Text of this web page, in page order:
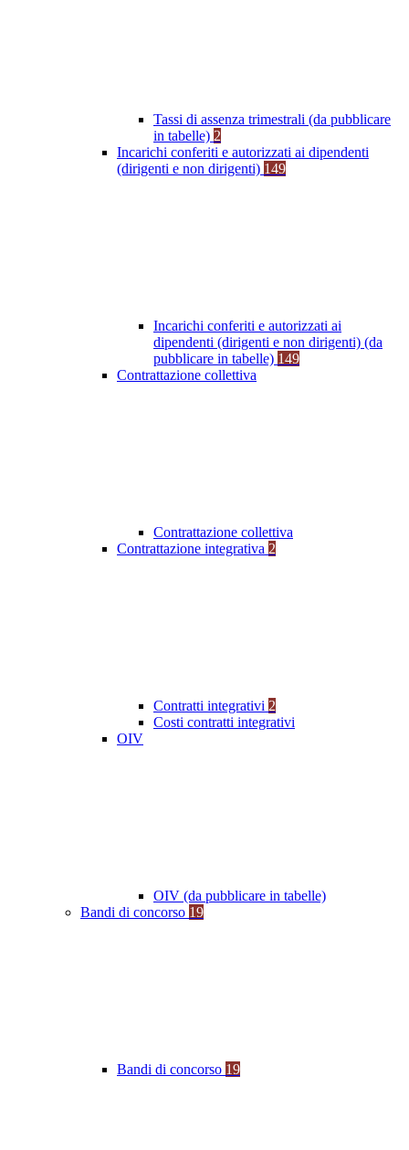
Tassi di assenza trimestrali (da pubblicare
in tabelle) 2
Incarichi conferiti e autorizzati ai dipendenti
(dirigenti e non dirigenti) 149
Incarichi conferiti e autorizzati ai
dipendenti (dirigenti e non dirigenti) (da
pubblicare in tabelle) 149
Contrattazione collettiva
Contrattazione collettiva
Contrattazione integrativa 2
Contratti integrativi 2
Costi contratti integrativi
OIV
OIV (da pubblicare in tabelle)
Bandi di concorso 19
Bandi di concorso 19